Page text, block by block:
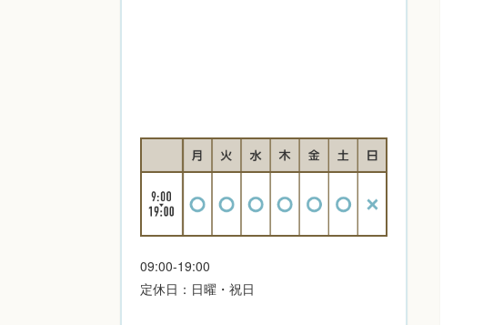
09:00-19:00
定休日：日曜・祝日